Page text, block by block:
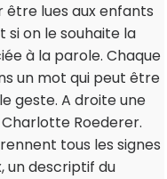
être lues aux enfants
si on le souhaite la
à la parole. Chaque
un mot qui peut être
geste. A droite une
Roederer.
tous les signes
un descriptif du